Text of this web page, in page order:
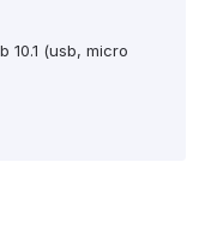
10.1 (usb, micro